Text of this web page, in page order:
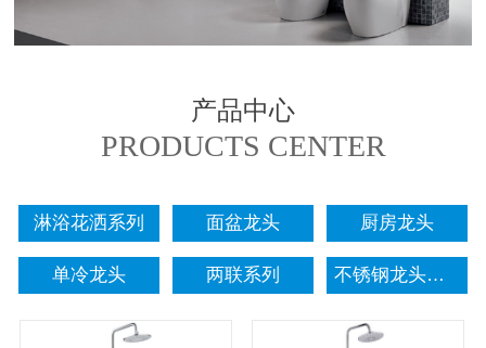
产品中心
PRODUCTS CENTER
淋浴花洒系列 面盆龙头 厨房龙头
单冷龙头 两联系列 不锈钢龙头系列